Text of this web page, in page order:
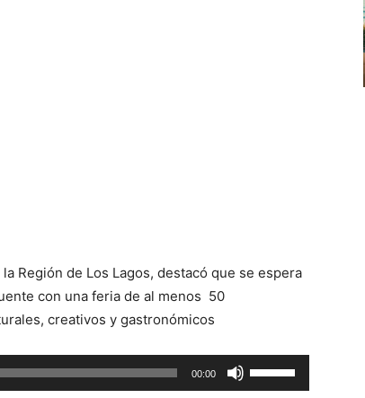
Región de Los Lagos, destacó que se espera
con una feria de al menos 50
creativos y gastronómicos
00:00
las